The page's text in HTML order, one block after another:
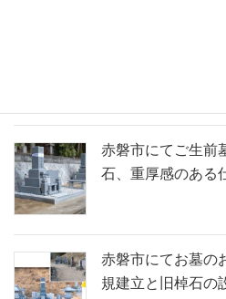
赤磐市にてご生前
石、重厚感のある
赤磐市にてお墓の
規建立と旧棹石の